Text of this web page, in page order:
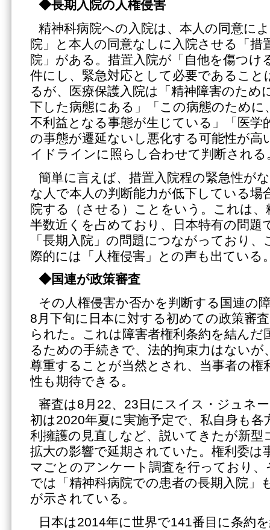
◆長期入院の人権侵害
精神科病院への入院は、本人の同意に
院」と本人の同意なしに入院させる「措
院」がある。措置入院が「自他を傷つけ
件にし、緊急対応として必要であること
るが、医療保護入院は「精神障害のため
下した病態にある」「この病態のために
不利益となる事態が生じている」「医学
の事態が遷延ないし悪化する可能性が高
イドラインに照らし合わせて判断される
簡単に言えば、措置入院程の緊急性が
な人で本人の判断能力が低下している場
院する（させる）ことをいう。これは、
半数近くを占めており、日本特有の問題
「長期入院」の問題につながっており
際的には「人権侵害」との声も出ている
◆国連が政策審査
その人権侵害か否かを判断する国連の
8月下旬に日本に対する初めての政策審
られた。これは障害者権利条約を結んだ
るための手続きで、法的拘束力はないが
尊重することが当然とされ、当事者の権
性も期待できる。
審査は8月22、23日にスイス・ジュネ
初は2020年夏に実施予定で、私自身も各
利擁護の見直しなど、説いてきたが新型
拡大の影響で延期されていた。権利委は
マごとのアンケート調査を行っており
では「精神科病院での患者の長期入院」
が示されている。
日本は2014年に世界で141番目に条約